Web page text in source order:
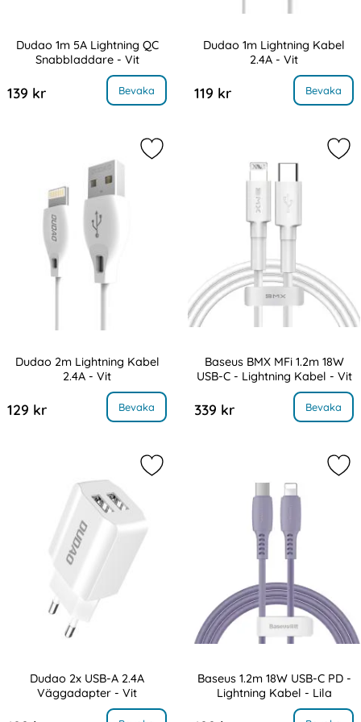
Dudao 1m 5A Lightning QC
Snabbladdare - Vit
139 kr Bevaka
, Dudao 1m 5A Lightning QC Snabbladdare - Vit
Dudao 1m Lightning Kabel
2.4A - Vit
119 kr Bevaka
, Dudao 1m Lightning
Dudao 2m Lightning Kabel
2.4A - Vit
129 kr Bevaka
, Dudao 2m Lightning Kabel 2.4A - Vit
Markera dudao 2m Lightning
Baseus BMX MFi 1.2m 18W
USB-C - Lightning Kabel - Vit
339 kr Bevaka
, Baseus BMX MFi 1.2m 18W USB-
Dudao 2x USB-A 2.4A
Väggadapter - Vit
Markera dudao 2x USB-A 2.4A
Baseus 1.2m 18W USB-C PD -
Lightning Kabel - Lila